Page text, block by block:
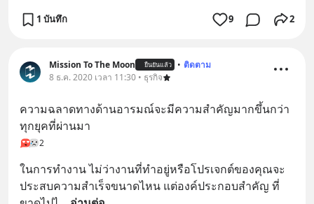
1 บันทึก 9 2
Mission To The Moon ยืนยันแล้ว • ติดตาม
8 ธ.ค. 2020 เวลา 11:30 • ธุรกิจ
ความฉลาดทางด้านอารมณ์จะมีความสำคัญมากขึ้นกว่า
ทุกยุคที่ผ่านมา
2
ในการทำงาน ไม่ว่างานที่ทำอยู่หรือโปรเจกต์ของคุณจะ
ประสบความสำเร็จขนาดไหน แต่องค์ประกอบสำคัญ ที่